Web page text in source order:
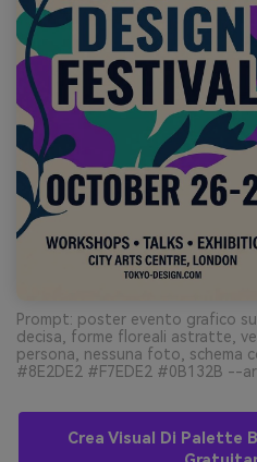
Prompt: poster evento grafico
decisa, forme floreali astratte,
persona, nessuna foto, schema
#8E2DE2 #F7EDE2 #0B132B --
Crea Visual Di Palette